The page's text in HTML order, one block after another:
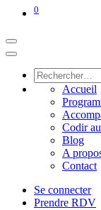
0
Accueil
Codir
Blog
A
Contact
Se connecter
Prendre RDV